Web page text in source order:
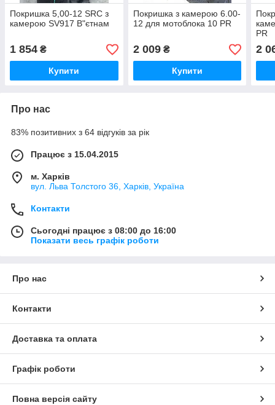
Покришка 5,00-12 SRC з
камерою SV917 В"єтнам
1 854 ₴
Купити
Покришка з камерою 6.00-
12 для мотоблока 10 PR
2 009₴
Купити
PR
2
Про нас
83% позитивних з 64 відгуків за рік
Працює з 15.04.2015
м. Харків
вул. Льва Толстого 36, Харків, Україна
Контакти
Сьогодні працює з 08:00 до 16:00
Показати весь графік роботи
Про нас
Контакти
Доставка та оплата
Графік роботи
Повна версія сайту